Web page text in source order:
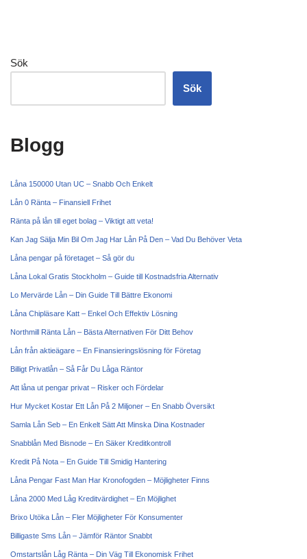
Sök
Sök
Blogg
Låna 150000 Utan UC – Snabb Och Enkelt
Lån 0 Ränta – Finansiell Frihet
Ränta på lån till eget bolag – Viktigt att veta!
Kan Jag Sälja Min Bil Om Jag Har Lån På Den – Vad Du Behöver Veta
Låna pengar på företaget – Så gör du
Låna Lokal Gratis Stockholm – Guide till Kostnadsfria Alternativ
Lo Mervärde Lån – Din Guide Till Bättre Ekonomi
Låna Chipläsare Katt – Enkel Och Effektiv Lösning
Northmill Ränta Lån – Bästa Alternativen För Ditt Behov
Lån från aktieägare – En Finansieringslösning för Företag
Billigt Privatlån – Så Får Du Låga Räntor
Att låna ut pengar privat – Risker och Fördelar
Hur Mycket Kostar Ett Lån På 2 Miljoner – En Snabb Översikt
Samla Lån Seb – En Enkelt Sätt Att Minska Dina Kostnader
Snabblån Med Bisnode – En Säker Kreditkontroll
Kredit På Nota – En Guide Till Smidig Hantering
Låna Pengar Fast Man Har Kronofogden – Möjligheter Finns
Låna 2000 Med Låg Kreditvärdighet – En Möjlighet
Brixo Utöka Lån – Fler Möjligheter För Konsumenter
Billigaste Sms Lån – Jämför Räntor Snabbt
Omstartslån Låg Ränta – Din Väg Till Ekonomisk Frihet